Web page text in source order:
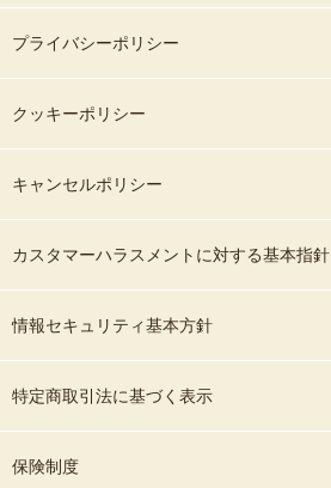
プライバシーポリシー
クッキーポリシー
キャンセルポリシー
カスタマーハラスメントに対する基本指針
情報セキュリティ基本方針
特定商取引法に基づく表示
保険制度